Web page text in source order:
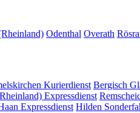
Odenthal Overath
Kurierdienst Bergisch
Expressdienst
Expressdienst Hilden